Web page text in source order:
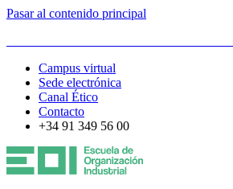
Pasar al contenido principal
Campus virtual
Sede electrónica
Canal Ético
Contacto
+34 91 349 56 00